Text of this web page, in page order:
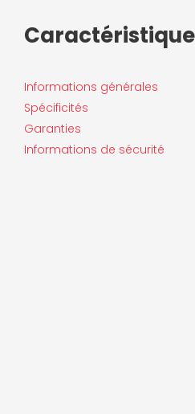
Informations générales
Spécificités
Garanties
Informations de sécurité